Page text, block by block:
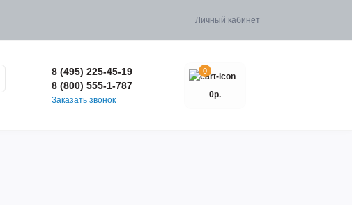
Личный кабинет
8 (495) 225-45-19
8 (800) 555-1-787
Заказать звонок
0
0р.